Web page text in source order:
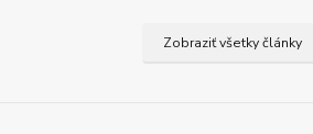
Zobraziť všetky články